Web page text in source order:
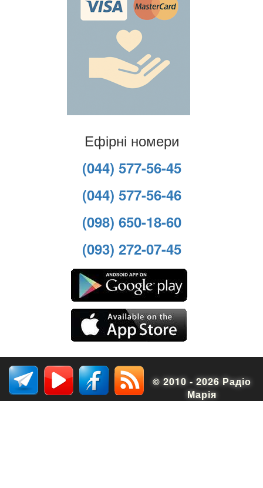
Ефірні номери
(044) 577-56-45
(044) 577-56-46
(098) 650-18-60
(093) 272-07-45
© 2010 - 2026 Радіо
Марія